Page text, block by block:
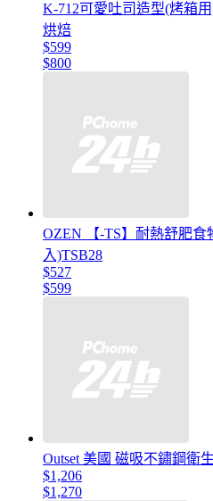
K-712可愛吐司造型(烤箱
烘焙
$599
$800
OZEN 【-TS】耐熱舒肥食
入)TSB28
$527
$599
Outset 美國 磁吸不鏽鋼衛
$1,206
$1,270